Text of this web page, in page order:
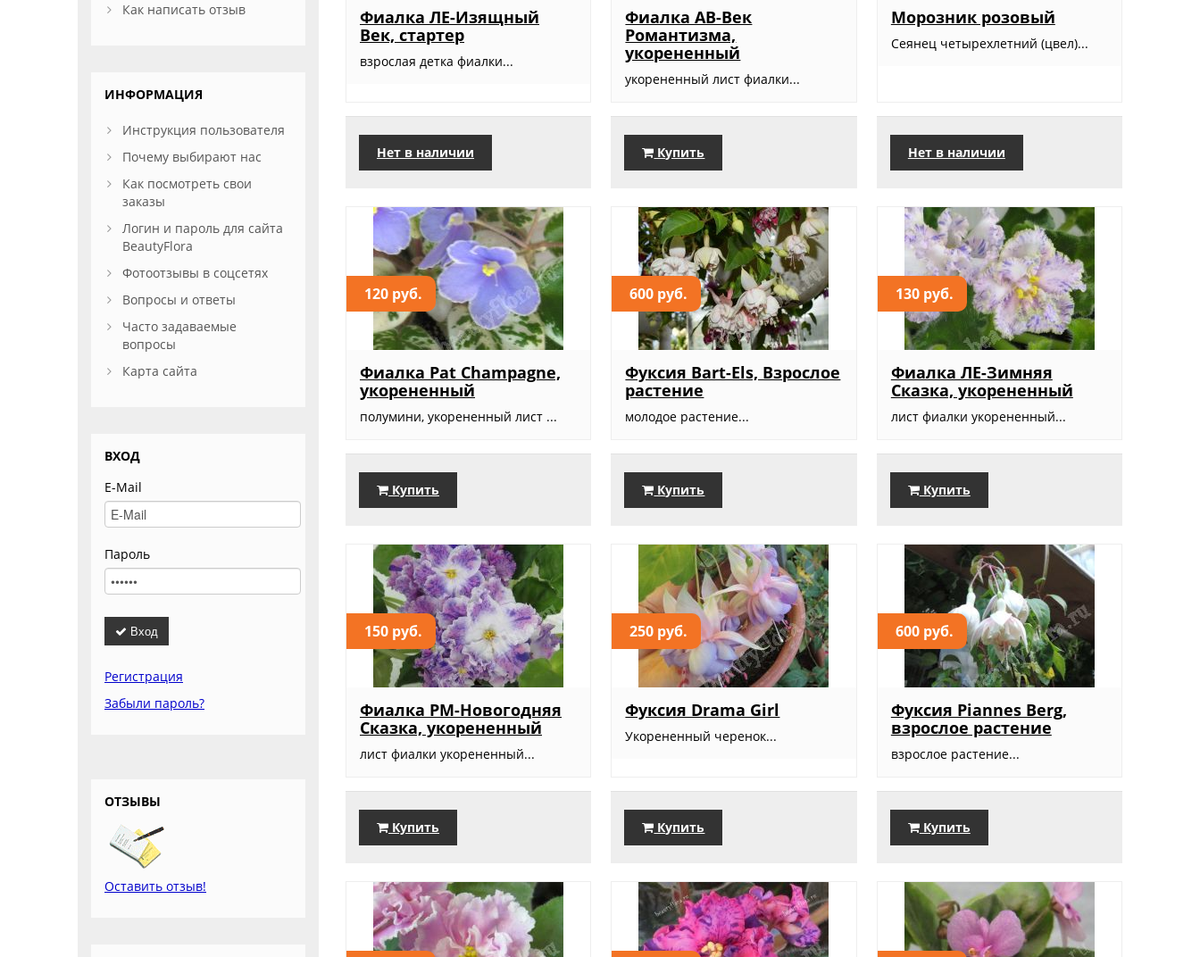
Фиалка ЛЕ-Изящный
Век, стартер
взрослая детка фиалки...
Нет в наличии
Фиалка АВ-Век
Романтизма,
укорененный
укорененный лист фиалки...
Купить
Морозник розовый
Сеянец четырехлетний (цвел)...
Нет в наличии
120 руб.
Фиалка Pat Champagne,
укорененный
полумини, укорененный лист ...
Купить
600 руб.
Фуксия Bart-Els, Взрослое
растение
молодое растение...
Купить
130 руб.
Фиалка ЛЕ-Зимняя
Сказка, укорененный
лист фиалки укорененный...
Купить
150 руб.
Фиалка РМ-Новогодняя
Сказка, укорененный
лист фиалки укорененный...
Купить
250 руб.
Фуксия Drama Girl
Укорененный черенок...
Купить
600 руб.
Фуксия Piannes Berg,
взрослое растение
взрослое растение...
Купить
Как написать отзыв
ИНФОРМАЦИЯ
Инструкция пользователя
Почему выбирают нас
Как посмотреть свои
заказы
Логин и пароль для сайта
BeautyFlora
Фотоотзывы в соцсетях
Вопросы и ответы
Часто задаваемые
вопросы
Карта сайта
ВХОД
E-Mail
Пароль
Вход
Регистрация
Забыли пароль?
ОТЗЫВЫ
Оставить отзыв!